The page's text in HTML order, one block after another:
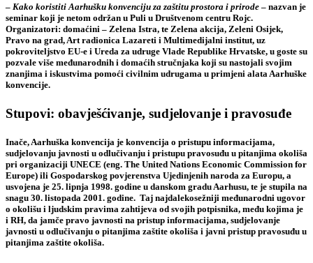
– Kako koristiti Aarhušku konvenciju za zaštitu prostora i prirode – nazvan je
seminar koji je netom održan u Puli u Društvenom centru Rojc.
Organizatori: domaćini – Zelena Istra, te Zelena akcija, Zeleni Osijek,
Pravo na grad, Art radionica Lazareti i Multimedijalni institut, uz
pokroviteljstvo EU-e i Ureda za udruge Vlade Republike Hrvatske, u goste su
pozvale više međunarodnih i domaćih stručnjaka koji su nastojali svojim
znanjima i iskustvima pomoći civilnim udrugama u primjeni alata Aarhuške
konvencije.
Stupovi: obavješćivanje, sudjelovanje i pravosuđe
Inače,Aarhuška konvencija je konvencija o pristupu informacijama,
sudjelovanju javnosti u odlučivanju i pristupu pravosuđu u pitanjima okoliša
pri organizaciji UNECE (eng. The United Nations Economic Commission for
Europe) ili Gospodarskog povjerenstva Ujedinjenih naroda za Europu, a
usvojena je 25. lipnja 1998. godine u danskom gradu Aarhusu, te je stupila na
snagu 30. listopada 2001. godine. Taj najdalekosežniji međunarodni ugovor
o okolišu i ljudskim pravima zahtijeva od svojih potpisnika, među kojima je
i RH, da jamče pravo javnosti na pristup informacijama, sudjelovanje
javnosti u odlučivanju o pitanjima zaštite okoliša i javni pristup pravosuđu u
pitanjima zaštite okoliša.